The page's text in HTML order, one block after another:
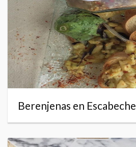
Berenjenas en Escabeche